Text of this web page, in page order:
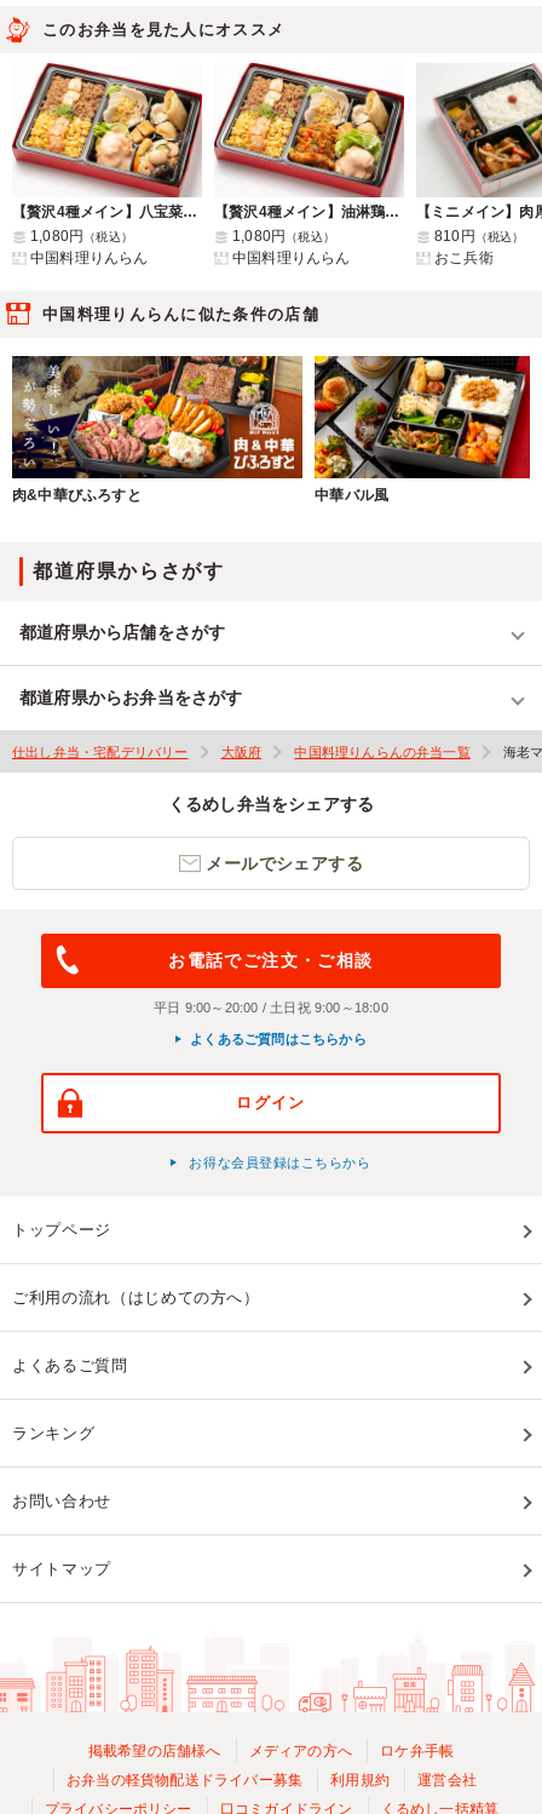
このお弁当を見た人にオススメ
【贅沢4種メイン】八宝菜×大海老マヨ弁当
1,080円
（税込）
中国料理りんらん
【贅沢4種メイン】油淋鶏×大海老マヨ弁当
1,080円
（税込）
中国料理りんらん
810円 （税込）
おこ兵衛
中国料理りんらんに似た条件の店舗
肉&中華びふろすと 中華バル風
都道府県からさがす
都道府県から店舗をさがす
都道府県からお弁当をさがす
仕出し弁当・宅配デリバリー 大阪府 中国料理りんらんの弁当一覧 海老
くるめし弁当をシェアする
メールでシェアする
お電話でご注文・ご相談
平日 9:00～20:00 / 土日祝 9:00～18:00
よくあるご質問はこちらから
ログイン
お得な会員登録はこちらから
トップページ
ご利用の流れ（はじめての方へ）
よくあるご質問
ランキング
お問い合わせ
サイトマップ
掲載希望の店舗様へ メディアの方へ
ロケ弁手帳
お弁当の軽貨物配送ドライバー募集
利用規約
運営会社
プライバシーポリシー
口コミガイドライン くるめし一括精算